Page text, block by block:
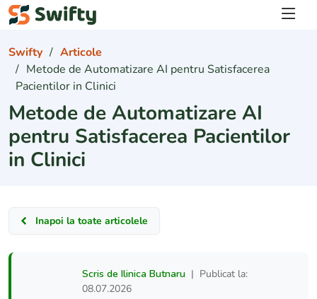
Swifty
Articole
Metode de Automatizare AI pentru Satisfacerea
Pacientilor in Clinici
Metode de Automatizare AI
pentru Satisfacerea Pacientilor
in Clinici
Inapoi la toate articolele
Scris de Ilinica Butnaru | Publicat la:
08.07.2026